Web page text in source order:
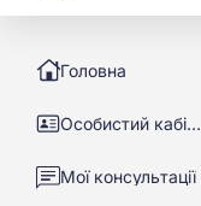
Головна
Особистий кабінет
Мої консультації